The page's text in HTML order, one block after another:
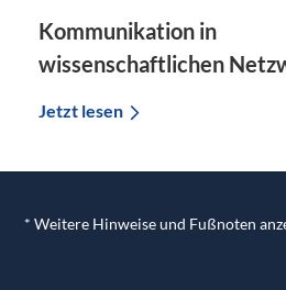
Kommunikation in
wissenschaftlichen
Jetzt lesen
* Weitere Hinweise und Fußnoten